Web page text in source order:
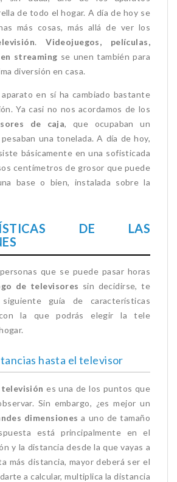
de todo el hogar. A día de hoy se
más cosas, más allá de ver los
.Videojuegos, películas,
streaming se unen también para
diversión en casa.
en sí ha cambiado bastante
Ya casi no nos acordamos de los
de caja, que ocupaban un
una tonelada. A día de hoy,
básicamente en una sofisticada
centímetros de grosor que puede
base o bien, instalada sobre la
DE LAS
que se puede pasar horas
de televisores sin decidirse, te
guía de características
con la que podrás elegir la tele
hasta el televisor
es una de los puntos que
Sin embargo, ¿es mejor un
dimensiones a uno de tamaño
está principalmente en el
y la distancia desde la que vayas a
más distancia, mayor deberá ser el
a calcular, multiplica la distancia